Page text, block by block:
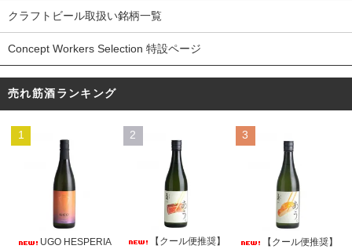
クラフトビール取扱い銘柄一覧
Concept Workers Selection 特設ページ
売れ筋酒ランキング
1
UGO HESPERIA
2
【クール便推奨】
3
【クール便推奨】